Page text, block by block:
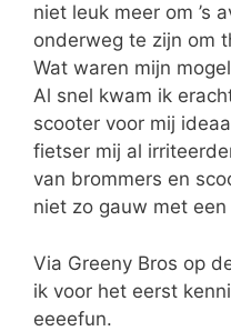
niet leuk meer om ’s
onderweg te zijn om
Wat waren mijn
Al snel kwam ik
scooter voor mij
fietser mij al
van brommers en
niet zo gauw met
Via Greeny Bros op
ik voor het eerst
eeeefun.